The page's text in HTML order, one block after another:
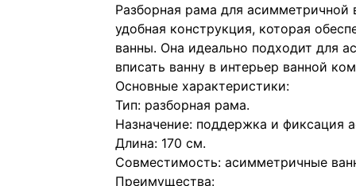
Разборная рама для асимметричной
удобная конструкция, которая
ванны. Она идеально подходит для
вписать ванну в интерьер ванной
Основные характеристики:
Тип: разборная рама.
Назначение: поддержка и фиксация
Длина: 170 см.
Совместимость: асимметричные
Преимущества: